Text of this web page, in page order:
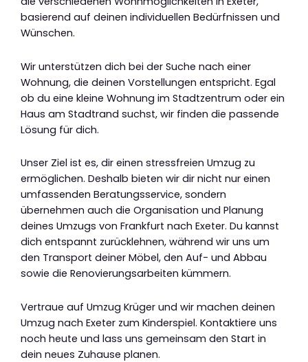
basierend auf deinen individuellen Bedürfnissen und
Wünschen.
Wir unterstützen dich bei der Suche nach einer
Wohnung, die deinen Vorstellungen entspricht. Egal
ob du eine kleine Wohnung im Stadtzentrum oder ein
Haus am Stadtrand suchst, wir finden die passende
Lösung für dich.
Unser Ziel ist es, dir einen stressfreien Umzug zu
ermöglichen. Deshalb bieten wir dir nicht nur einen
umfassenden Beratungsservice, sondern
übernehmen auch die Organisation und Planung
deines Umzugs von Frankfurt nach Exeter. Du kannst
dich entspannt zurücklehnen, während wir uns um
den Transport deiner Möbel, den Auf- und Abbau
sowie die Renovierungsarbeiten kümmern.
Vertraue auf Umzug Krüger und wir machen deinen
Umzug nach Exeter zum Kinderspiel. Kontaktiere uns
noch heute und lass uns gemeinsam den Start in
dein neues Zuhause planen.